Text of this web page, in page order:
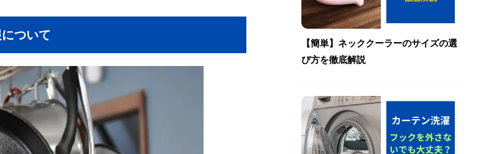
ついて
【簡単】ネッククーラーのサイズの選
び方を徹底解説